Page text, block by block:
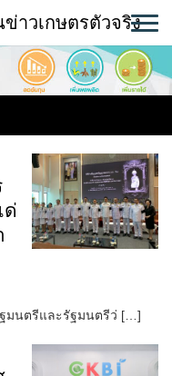
าวเกษตรตัวจริง
ด่
มนตรีและรัฐมนตรีว่ […]